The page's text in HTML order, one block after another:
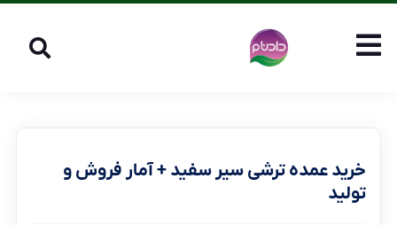
خرید عمده ترشی سیر سفید + آمار فروش و
تولید